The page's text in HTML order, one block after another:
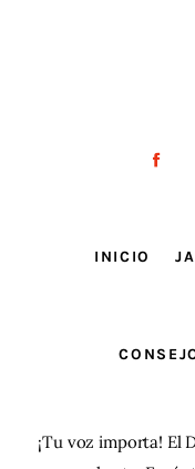
INICIO
¡Tu voz importa! El